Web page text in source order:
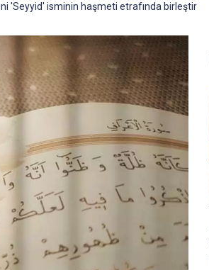
'Seyyid' isminin haşmeti etrafında birleştir